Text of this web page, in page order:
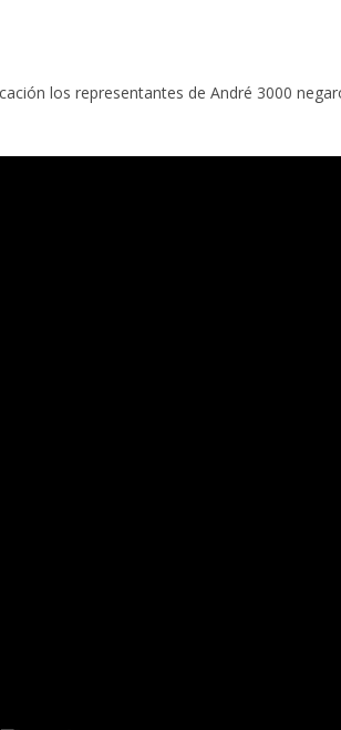
los representantes de André 3000